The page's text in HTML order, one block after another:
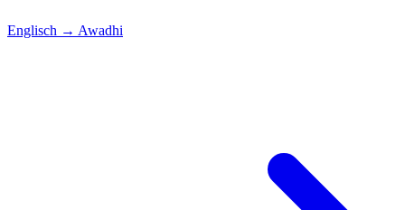
Englisch → Awadhi